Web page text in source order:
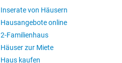
Inserate von Häusern
Hausangebote online
2-Familienhaus
Häuser zur Miete
Haus kaufen